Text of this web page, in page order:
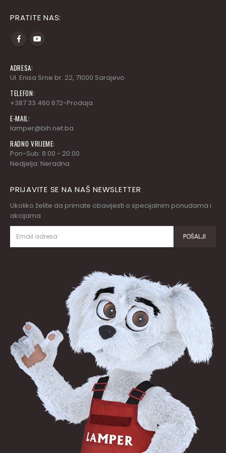
PRATITE NAS:
ADRESA:
Ul. Enisa Srne br. 22, 71000 Sarajevo
TELEFON:
+387 33 460 672-Prodaja
E-MAIL:
lamper@bih.net.ba
RADNO VRIJEME:
Pon-Sub: 8:00 - 20:00
Nedjelja: Neradna
PRIJAVITE SE NA NAŠ NEWSLETTER
Ukoliko želite da primate obavijesti o specijalnim ponudama i
akcijama